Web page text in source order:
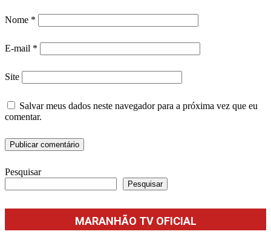
Nome *
E-mail *
Site
Salvar meus dados neste navegador para a próxima vez que eu
comentar.
Pesquisar
Pesquisar
MARANHÃO TV OFICIAL